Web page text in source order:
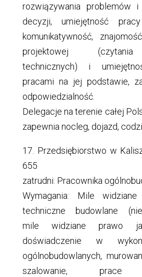
rozwiązywania problemów i
decyzji, umiejętność
komunikatywność,
projektowej
technicznych) i
pracami na jej podstawie,
odpowiedzialność.
Delegacje na terenie całej
zapewnia nocleg, dojazd,
17. Przedsiębiorstwo w
655
zatrudni: Pracownika
Wymagania: Mile widziane
techniczne budowlane
mile widziane prawo
doświadczenie w
ogólnobudowlanych,
szalowanie, prace